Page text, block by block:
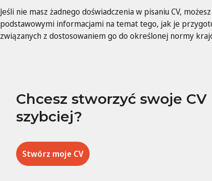
Jeśli nie masz żadnego doświadczenia w pisaniu CV,
podstawowymi informacjami na temat tego, jak je
związanych z dostosowaniem go do określonej normy
Chcesz stworzyć swoje CV
szybciej?
Stwórz moje CV